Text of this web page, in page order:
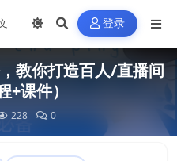
登录
教你打造百人/直播间
+课件）
228 0